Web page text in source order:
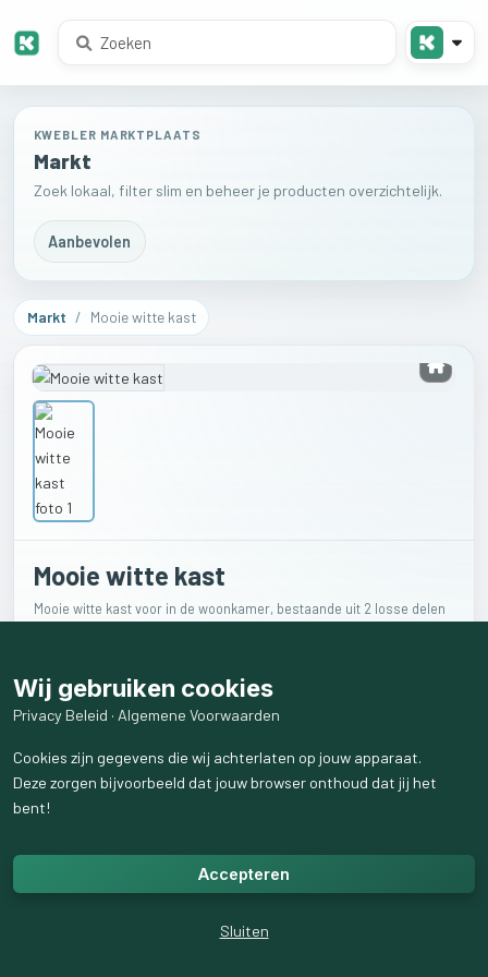
KWEBLER MARKTPLAATS
Markt
Zoek lokaal, filter slim en beheer je producten overzichtelijk.
Aanbevolen
Markt / Mooie witte kast
Mooie witte kast
Mooie witte kast voor in de woonkamer, bestaande uit 2 losse delen
€100
Verkoper
Wij gebruiken cookies
Privacy Beleid · Algemene Voorwaarden
Cookies zijn gegevens die wij achterlaten op jouw apparaat.
Deze zorgen bijvoorbeeld dat jouw browser onthoud dat jij het
bent!
Accepteren
Sluiten